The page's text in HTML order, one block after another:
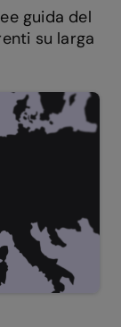
guida del
su larga